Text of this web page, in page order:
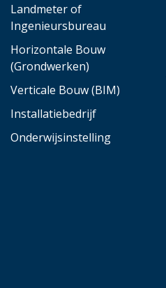
Landmeter of
Ingenieursbureau
Horizontale Bouw
(Grondwerken)
Verticale Bouw (BIM)
Installatiebedrijf
Onderwijsinstelling